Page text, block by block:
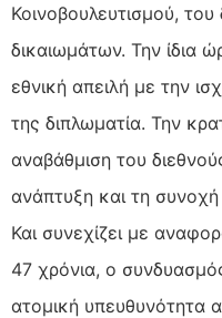
Κοινοβουλευτισμού,
δικαιωμάτων. Την ίδια
εθνική απειλή με την
της διπλωματία. Την
αναβάθμιση του
ανάπτυξη και τη
Και συνεχίζει με
47 χρόνια, ο
ατομική υπευθυνότητα